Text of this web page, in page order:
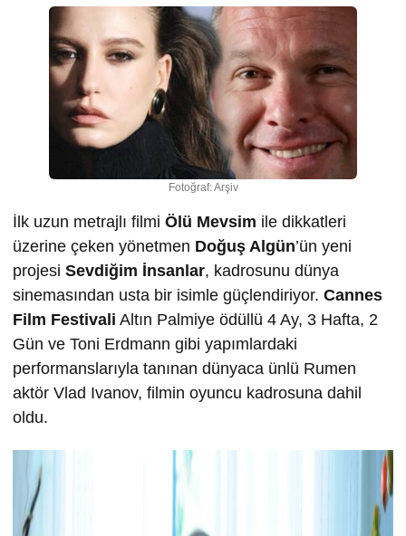
Fotoğraf: Arşiv
İlk uzun metrajlı filmi Ölü Mevsim ile dikkatleri
üzerine çeken yönetmen Doğuş Algün’ün yeni
projesi Sevdiğim İnsanlar, kadrosunu dünya
sinemasından usta bir isimle güçlendiriyor. Cannes
Film Festivali Altın Palmiye ödüllü 4 Ay, 3 Hafta, 2
Gün ve Toni Erdmann gibi yapımlardaki
performanslarıyla tanınan dünyaca ünlü Rumen
aktör Vlad Ivanov, filmin oyuncu kadrosuna dahil
oldu.